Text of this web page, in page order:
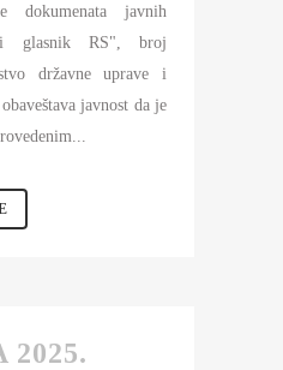
dokumenata javnih
glasnik RS", broj
državne uprave i
javnost da je
2025.